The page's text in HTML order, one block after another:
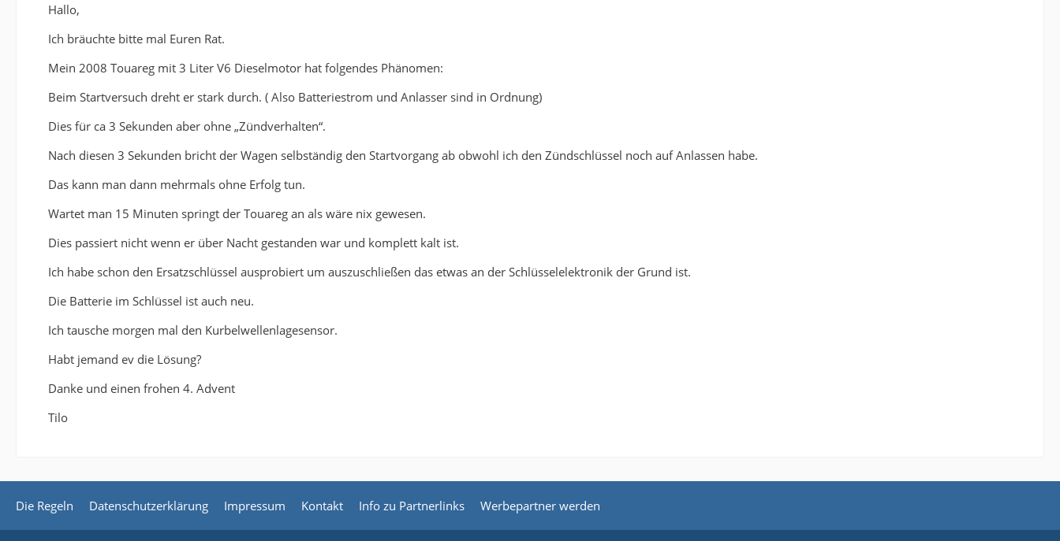
Hallo,
Ich bräuchte bitte mal Euren Rat.
Mein 2008 Touareg mit 3 Liter V6 Dieselmotor hat folgendes Phänomen:
Beim Startversuch dreht er stark durch. ( Also Batteriestrom und Anlasser sind in Ordnung)
Dies für ca 3 Sekunden aber ohne „Zündverhalten“.
Nach diesen 3 Sekunden bricht der Wagen selbständig den Startvorgang ab obwohl ich den Zündschlüssel noch auf Anlassen habe.
Das kann man dann mehrmals ohne Erfolg tun.
Wartet man 15 Minuten springt der Touareg an als wäre nix gewesen.
Dies passiert nicht wenn er über Nacht gestanden war und komplett kalt ist.
Ich habe schon den Ersatzschlüssel ausprobiert um auszuschließen das etwas an der Schlüsselelektronik der Grund ist.
Die Batterie im Schlüssel ist auch neu.
Ich tausche morgen mal den Kurbelwellenlagesensor.
Habt jemand ev die Lösung?
Danke und einen frohen 4. Advent
Tilo
Die Regeln Datenschutzerklärung Impressum Kontakt Info zu Partnerlinks Werbepartner werden